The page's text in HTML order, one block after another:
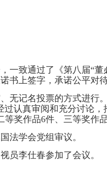
致通过了《第八届“董
书上签字，承诺公平对
记名投票的方式进行。
过认真审阅和充分讨论
等奖作品6件、三等奖作
学会党组审议。
李仕春参加了会议。